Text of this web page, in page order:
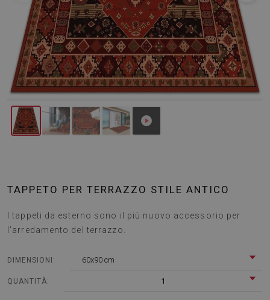
TAPPETO PER TERRAZZO STILE ANTICO
I tappeti da esterno sono il più nuovo accessorio per
l’arredamento del terrazzo.
DIMENSIONI: 60x90 cm
QUANTITÀ: 1